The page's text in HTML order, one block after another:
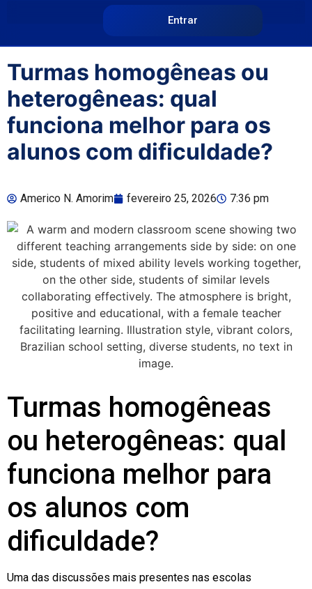
Entrar
Turmas homogêneas ou
heterogêneas: qual
funciona melhor para os
alunos com dificuldade?
Americo N. Amorim fevereiro 25, 2026 7:36 pm
Turmas homogêneas
ou heterogêneas: qual
funciona melhor para
os alunos com
dificuldade?
Uma das discussões mais presentes nas escolas